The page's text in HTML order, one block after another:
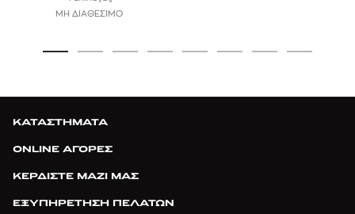
ΜΗ ΔΙΑΘΕΣΙΜΟ
ΚΑΤΑΣΤΗΜΑΤΑ
ONLINE ΑΓΟΡΕΣ
ΚΕΡΔΙΣΤΕ ΜΑΖΙ ΜΑΣ
ΕΞΥΠΗΡΕΤΗΣΗ ΠΕΛΑΤΩΝ